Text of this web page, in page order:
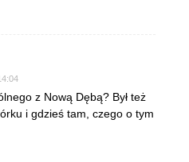
z Nową Dębą? Był też
i gdzieś tam, czego o tym